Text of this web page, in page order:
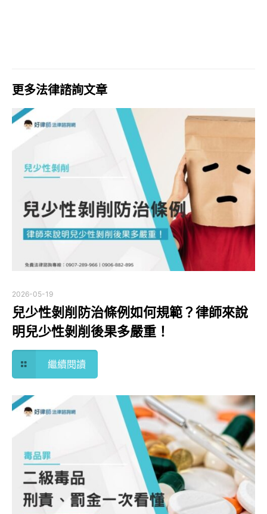
更多法律諮詢文章
2026-05-19
兒少性剝削防治條例如何規範？律師來說
明兒少性剝削後果多嚴重！
繼續閱讀